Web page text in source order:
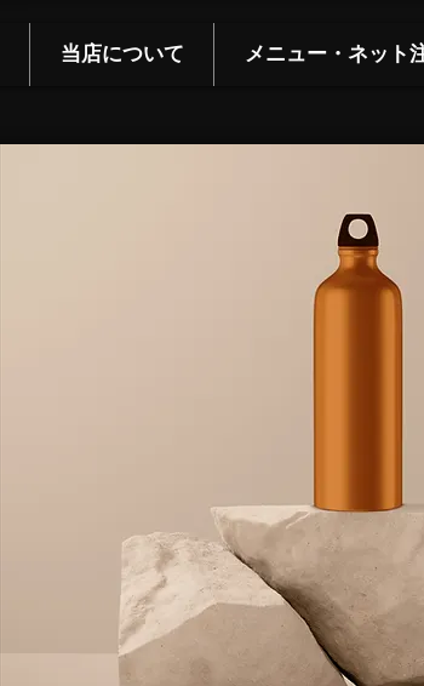
当店について メニュー・ネット